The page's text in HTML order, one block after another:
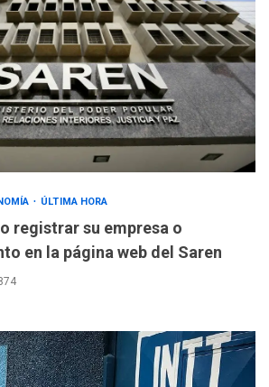
ÚLTIMA HORA
registrar su empresa o
en la página web del Saren